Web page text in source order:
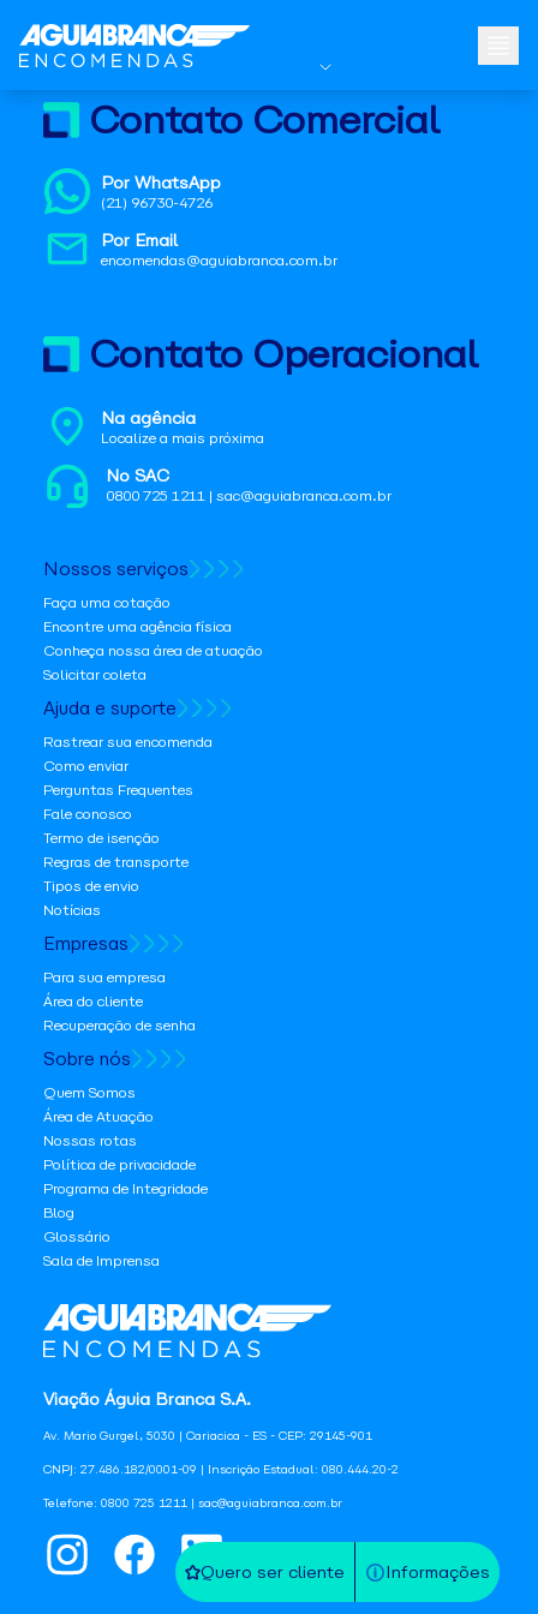
Quero ser cliente Informações
Viação Águia Branca S.A.
Av. Mario Gurgel, 5030 | Cariacica - ES - CEP: 29145-901
CNPJ: 27.486.182/0001-09 | Inscrição Estadual: 080.444.20-2
Telefone: 0800 725 1211 | sac@aguiabranca.com.br
Contato Comercial
Por WhatsApp
(21) 96730-4726
Por Email
encomendas@aguiabranca.com.br
Contato Operacional
Na agência
Localize a mais próxima
No SAC
0800 725 1211 | sac@aguiabranca.com.br
Nossos serviços
Faça uma cotação
Encontre uma agência física
Conheça nossa área de atuação
Solicitar coleta
Ajuda e suporte
Rastrear sua encomenda
Como enviar
Perguntas Frequentes
Fale conosco
Termo de isenção
Regras de transporte
Tipos de envio
Notícias
Empresas
Para sua empresa
Área do cliente
Recuperação de senha
Sobre nós
Quem Somos
Área de Atuação
Nossas rotas
Política de privacidade
Programa de Integridade
Blog
Glossário
Sala de Imprensa